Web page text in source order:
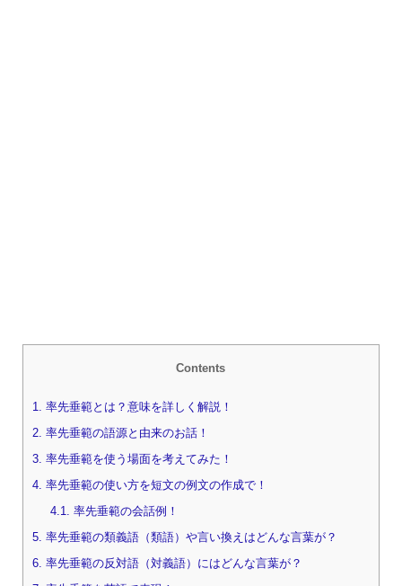
Contents
1. 率先垂範とは？意味を詳しく解説！
2. 率先垂範の語源と由来のお話！
3. 率先垂範を使う場面を考えてみた！
4. 率先垂範の使い方を短文の例文の作成で！
4.1. 率先垂範の会話例！
5. 率先垂範の類義語（類語）や言い換えはどんな言葉が？
6. 率先垂範の反対語（対義語）にはどんな言葉が？